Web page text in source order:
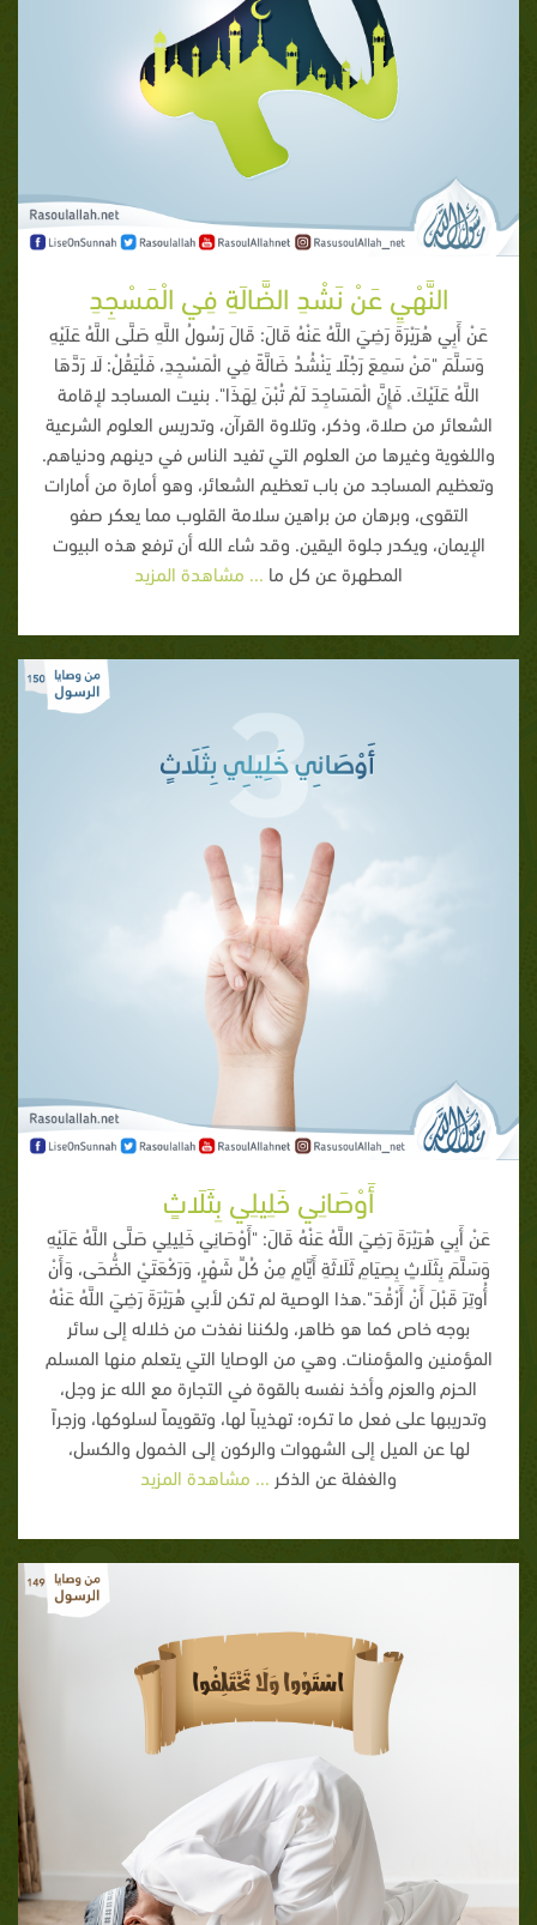
النَّهْيِ عَنْ نَشْدِ الضَّالَةِ فِي الْمَسْجِدِ
عَنْ أَبِي هُرَيْرَةَ رَضِيَ اللَّهُ عَنْهُ قَالَ: قَالَ رَسُولُ اللَّهِ صَلَّى اللَّهُ عَلَيْهِ
وَسَلَّمَ "مَنْ سَمِعَ رَجُلًا يَنْشُدُ ضَالَّةً فِي الْمَسْجِدِ، فَلْيَقُلْ: لَا رَدَّهَا
اللَّهُ عَلَيْكَ. فَإِنَّ الْمَسَاجِدَ لَمْ تُبْنَ لِهَذَا". بنيت المساجد لإقامة
الشعائر من صلاة، وذكر، وتلاوة القرآن، وتدريس العلوم الشرعية
واللغوية وغيرها من العلوم التي تفيد الناس في دينهم ودنياهم.
وتعظيم المساجد من باب تعظيم الشعائر، وهو أمارة من أمارات
التقوى، وبرهان من براهين سلامة القلوب مما يعكر صفو
الإيمان، ويكدر جلوة اليقين. وقد شاء الله أن ترفع هذه البيوت
المطهرة عن كل ما ... مشاهدة المزيد
أَوْصَانِي خَلِيلِي بِثَلَاثٍ
عَنْ أَبِي هُرَيْرَةَ رَضِيَ اللَّهُ عَنْهُ قَالَ: "أَوْصَانِي خَلِيلِي صَلَّى اللَّهُ عَلَيْهِ
وَسَلَّمَ بِثَلَاثٍ بِصِيَامِ ثَلَاثَةِ أَيَّامٍ مِنْ كُلِّ شَهْرٍ، وَرَكْعَتَيْ الضُّحَى، وَأَنْ
أُوتِرَ قَبْلَ أَنْ أَرْقُدَ".هذا الوصية لم تكن لأبي هُرَيْرَةَ رَضِيَ اللَّهُ عَنْهُ
بوجه خاص كما هو ظاهر، ولكننا نفذت من خلاله إلى سائر
المؤمنين والمؤمنات. وهي من الوصايا التي يتعلم منها المسلم
الحزم والعزم وأخذ نفسه بالقوة في التجارة مع الله عز وجل،
وتدريبها على فعل ما تكره؛ تهذيباً لها، وتقويماً لسلوكها، وزجراً
لها عن الميل إلى الشهوات والركون إلى الخمول والكسل،
والغفلة عن الذكر ... مشاهدة المزيد